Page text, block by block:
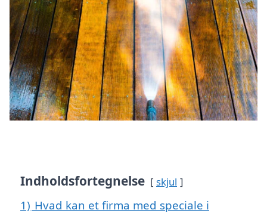
Indholdsfortegnelse skjul
1) Hvad kan et firma med speciale i